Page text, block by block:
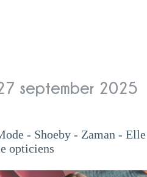
september 2025
- Shoeby - Zaman -
opticiens